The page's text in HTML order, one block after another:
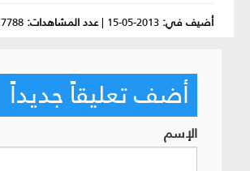
أضيف في: 2013-05-15
|عدد المشاهدات: 7788
أضف تعليقاً جديداً
الإسم